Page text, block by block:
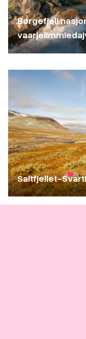
Børgefjell
Saltfjellet-